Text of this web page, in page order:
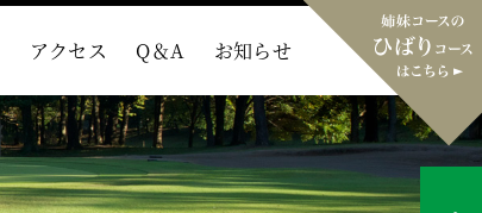
アクセス Q＆A お知らせ